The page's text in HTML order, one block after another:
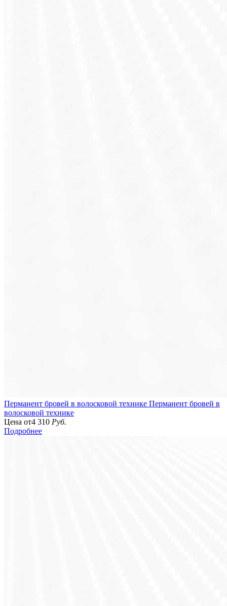
Перманент бровей в волосковой технике Перманент бровей в
волосковой технике
Цена от4 310 Руб.
Подробнее